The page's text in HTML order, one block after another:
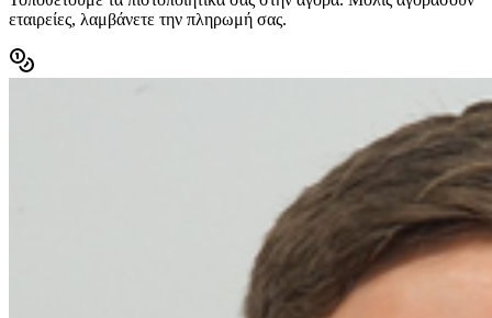
εταιρείες, λαμβάνετε την πληρωμή σας.